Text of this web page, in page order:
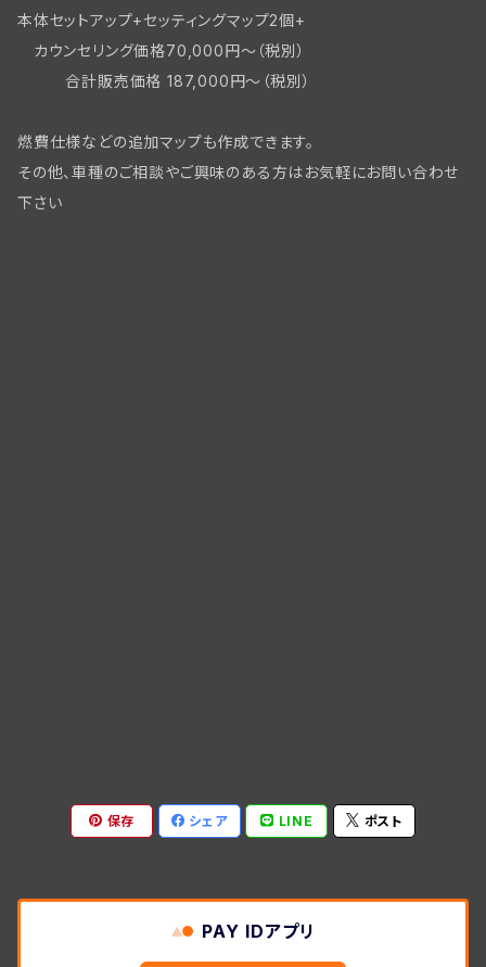
本体セットアップ+セッティングマップ2個+
カウンセリング価格70,000円～（税別）
合計販売価格 187,000円～（税別）
燃費仕様などの追加マップも作成できます。
その他、車種のご相談やご興味のある方はお気軽にお問い合わせ
下さい
保存 シェア LINE ポスト
PAY IDアプリ